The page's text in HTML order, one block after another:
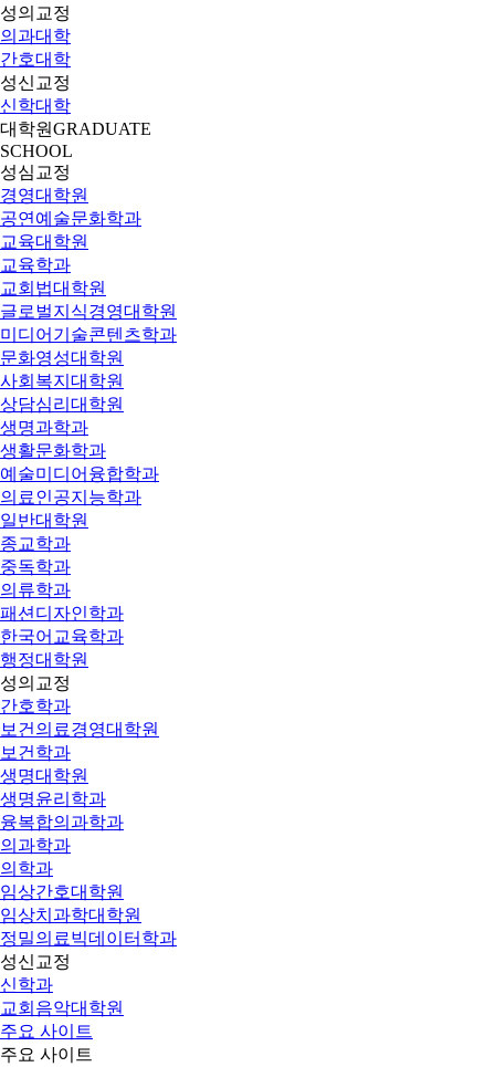
성의교정
의과대학
간호대학
성신교정
신학대학
대학원GRADUATE
SCHOOL
성심교정
경영대학원
공연예술문화학과
교육대학원
교육학과
교회법대학원
글로벌지식경영대학원
미디어기술콘텐츠학과
문화영성대학원
사회복지대학원
상담심리대학원
생명과학과
생활문화학과
예술미디어융합학과
의료인공지능학과
일반대학원
종교학과
중독학과
의류학과
패션디자인학과
한국어교육학과
행정대학원
성의교정
간호학과
보건의료경영대학원
보건학과
생명대학원
생명윤리학과
융복합의과학과
의과학과
의학과
임상간호대학원
임상치과학대학원
정밀의료빅데이터학과
성신교정
신학과
교회음악대학원
주요 사이트
주요 사이트